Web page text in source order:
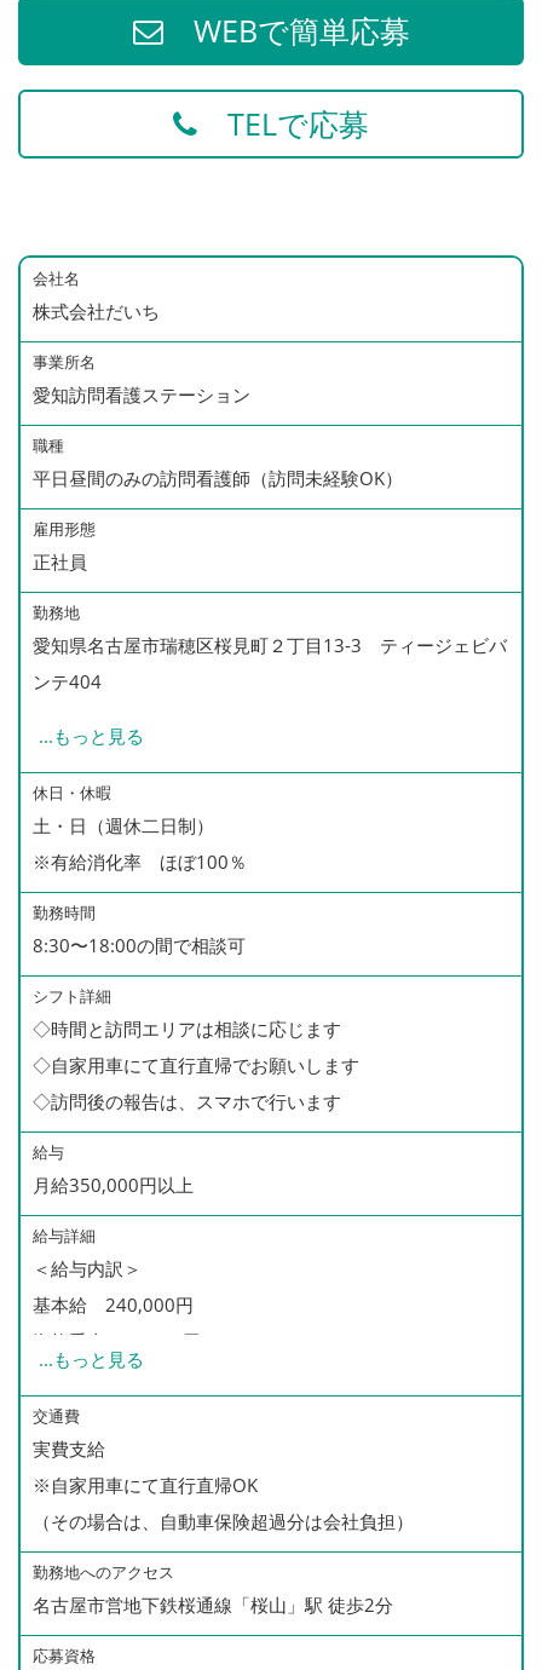
WEBで簡単応募
TELで応募
会社名
株式会社だいち
事業所名
愛知訪問看護ステーション
職種
平日昼間のみの訪問看護師（訪問未経験OK）
雇用形態
正社員
勤務地
愛知県名古屋市瑞穂区桜見町２丁目13-3 ティージェビバ
ンテ404
*訪問エリアは、
相談にて決定します。
ご希望の働き方をお聞かせください。
*愛知訪問看護ステーションは、
名古屋市全域、あま市等が
訪問担当エリアとなっております。
その他のエリア訪問も可能な方も、
是非ご相談ください。
...もっと見る
休日・休暇
土・日（週休二日制）
※有給消化率 ほぼ100％
勤務時間
8:30〜18:00の間で相談可
シフト詳細
◇時間と訪問エリアは相談に応じます
◇自家用車にて直行直帰でお願いします
◇訪問後の報告は、スマホで行います
給与
月給350,000円以上
給与詳細
＜給与内訳＞
基本給 240,000円
資格手当 20,000円
精勤手当 90,000円〜
（合計）月給 350,000円〜
※残業手当・交通費は別途支給
＜精勤手当（別途）＞
月50件以下 なし
月51〜60件 500円/1件につき
...もっと見る
交通費
実費支給
※自家用車にて直行直帰OK
（その場合は、自動車保険超過分は会社負担）
勤務地へのアクセス
名古屋市営地下鉄桜通線「桜山」駅 徒歩2分
応募資格